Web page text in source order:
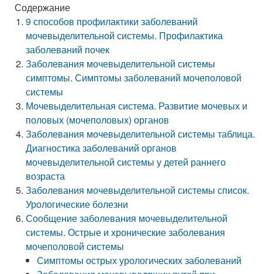
Содержание
9 способов профилактики заболеваний
мочевыделительной системы. Профилактика
заболеваний почек
Заболевания мочевыделительной системы
симптомы. Симптомы заболеваний мочеполовой
системы
Мочевыделительная система. Развитие мочевых и
половых (мочеполовых) органов
Заболевания мочевыделительной системы таблица.
Диагностика заболеваний органов
мочевыделительной системы у детей раннего
возраста
Заболевания мочевыделительной системы список.
Урологические болезни
Сообщение заболевания мочевыделительной
системы. Острые и хронические заболевания
мочеполовой системы
Симптомы острых урологических заболеваний